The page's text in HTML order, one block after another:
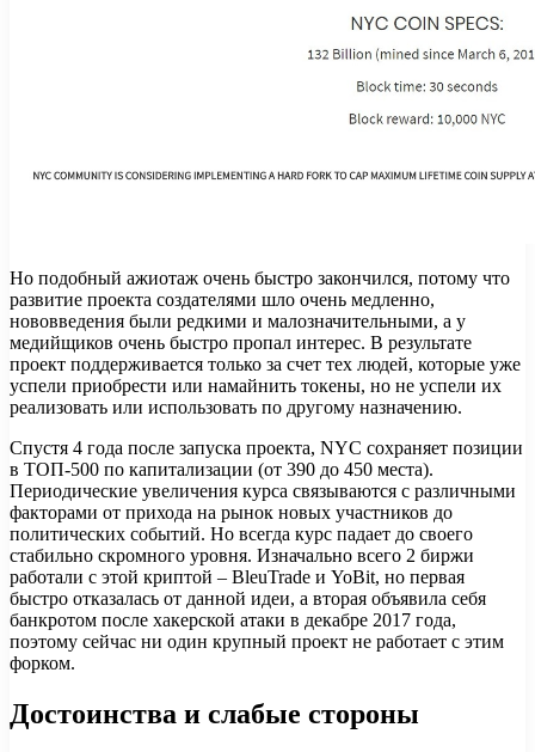
Но подобный ажиотаж очень быстро закончился, потому что
развитие проекта создателями шло очень медленно,
нововведения были редкими и малозначительными, а у
медийщиков очень быстро пропал интерес. В результате
проект поддерживается только за счет тех людей, которые уже
успели приобрести или намайнить токены, но не успели их
реализовать или использовать по другому назначению.
Спустя 4 года после запуска проекта, NYC сохраняет позиции
в ТОП-500 по капитализации (от 390 до 450 места).
Периодические увеличения курса связываются с различными
факторами от прихода на рынок новых участников до
политических событий. Но всегда курс падает до своего
стабильно скромного уровня. Изначально всего 2 биржи
работали с этой криптой – BleuTrade и YoBit, но первая
быстро отказалась от данной идеи, а вторая объявила себя
банкротом после хакерской атаки в декабре 2017 года,
поэтому сейчас ни один крупный проект не работает с этим
форком.
Достоинства и слабые стороны